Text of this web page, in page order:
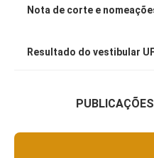
Nota de corte e
Resultado do vestibular